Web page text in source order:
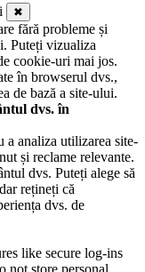
✖
fără probleme și
Puteți vizualiza
cookie-uri mai jos.
în browserul dvs.,
de bază a site-ului.
dvs. în
a analiza utilizarea site-
și reclame relevante.
dvs. Puteți alege să
rețineți că
dvs. de
like secure log-ins